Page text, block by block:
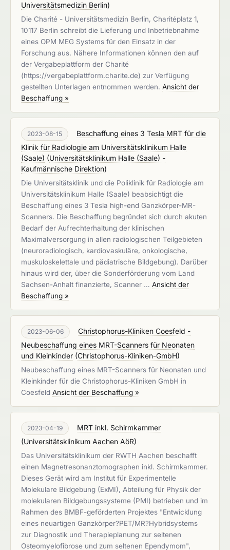
Universitätsmedizin Berlin)
Die Charité - Universitätsmedizin Berlin, Charitéplatz 1,
10117 Berlin schreibt die Lieferung und Inbetriebnahme
eines OPM MEG Systems für den Einsatz in der
Forschung aus. Nähere Informationen können den auf
der Vergabeplattform der Charité
(https://vergabeplattform.charite.de) zur Verfügung
gestellten Unterlagen entnommen werden. Ansicht der
Beschaffung »
2023-08-15
Beschaffung eines 3 Tesla MRT für die
Klinik für Radiologie am Universitätsklinikum Halle
(Saale) (Universitätsklinikum Halle (Saale) -
Kaufmännische Direktion)
Die Universitätsklinik und die Poliklinik für Radiologie am
Universitätsklinikum Halle (Saale) beabsichtigt die
Beschaffung eines 3 Tesla high-end Ganzkörper-MR-
Scanners. Die Beschaffung begründet sich durch akuten
Bedarf der Aufrechterhaltung der klinischen
Maximalversorgung in allen radiologischen Teilgebieten
(neuroradiologisch, kardiovaskuläre, onkologische,
muskuloskelettale und pädiatrische Bildgebung). Darüber
hinaus wird der, über die Sonderförderung vom Land
Sachsen-Anhalt finanzierte, Scanner … Ansicht der
Beschaffung »
2023-06-06
Christophorus-Kliniken Coesfeld -
Neubeschaffung eines MRT-Scanners für Neonaten
und Kleinkinder (Christophorus-Kliniken-GmbH)
Neubeschaffung eines MRT-Scanners für Neonaten und
Kleinkinder für die Christophorus-Kliniken GmbH in
Coesfeld Ansicht der Beschaffung »
2023-04-19
MRT inkl. Schirmkammer
(Universitätsklinikum Aachen AöR)
Das Universitätsklinikum der RWTH Aachen beschafft
einen Magnetresonanztomographen inkl. Schirmkammer.
Dieses Gerät wird am Institut für Experimentelle
Molekulare Bildgebung (ExMI), Abteilung für Physik der
molekularen Bildgebungssysteme (PMI) betrieben und im
Rahmen des BMBF-geförderten Projektes "Entwicklung
eines neuartigen Ganzkörper?PET/MR?Hybridsystems
zur Diagnostik und Therapieplanung zur seltenen
Osteomyelofibrose und zum seltenen Ependymom",